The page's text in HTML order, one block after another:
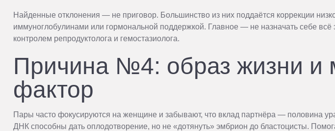
Найденные отклонения — не приговор. Большинство из них поддаётся коррекции
иммуноглобулинами или гормональной поддержкой. Главное — не назначать себе всё
контролем репродуктолога и гемостазиолога.
Причина №4: образ жизни и
фактор
Пары часто фокусируются на женщине и забывают, что вклад партнёра — половина
ДНК способны дать оплодотворение, но не «дотянуть» эмбрион до бластоцисты.